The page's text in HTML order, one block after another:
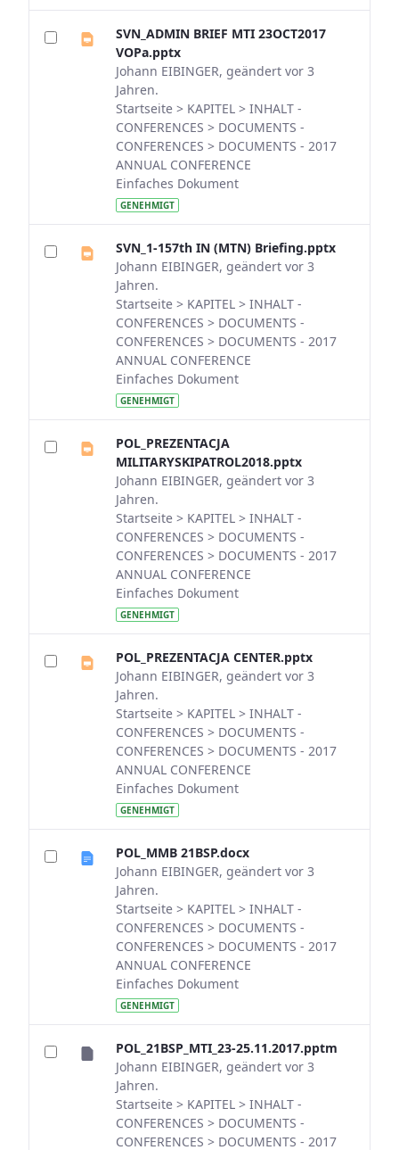
SVN_ADMIN BRIEF MTI 23OCT2017
VOPa.pptx
Johann EIBINGER, geändert vor 3
Jahren.
Startseite > KAPITEL > INHALT -
CONFERENCES > DOCUMENTS -
CONFERENCES > DOCUMENTS - 2017
ANNUAL CONFERENCE
Einfaches Dokument
GENEHMIGT
SVN_1-157th IN (MTN) Briefing.pptx
Johann EIBINGER, geändert vor 3
Jahren.
Startseite > KAPITEL > INHALT -
CONFERENCES > DOCUMENTS -
CONFERENCES > DOCUMENTS - 2017
ANNUAL CONFERENCE
Einfaches Dokument
GENEHMIGT
POL_PREZENTACJA
MILITARYSKIPATROL2018.pptx
Johann EIBINGER, geändert vor 3
Jahren.
Startseite > KAPITEL > INHALT -
CONFERENCES > DOCUMENTS -
CONFERENCES > DOCUMENTS - 2017
ANNUAL CONFERENCE
Einfaches Dokument
GENEHMIGT
POL_PREZENTACJA CENTER.pptx
Johann EIBINGER, geändert vor 3
Jahren.
Startseite > KAPITEL > INHALT -
CONFERENCES > DOCUMENTS -
CONFERENCES > DOCUMENTS - 2017
ANNUAL CONFERENCE
Einfaches Dokument
GENEHMIGT
POL_MMB 21BSP.docx
Johann EIBINGER, geändert vor 3
Jahren.
Startseite > KAPITEL > INHALT -
CONFERENCES > DOCUMENTS -
CONFERENCES > DOCUMENTS - 2017
ANNUAL CONFERENCE
Einfaches Dokument
GENEHMIGT
POL_21BSP_MTI_23-25.11.2017.pptm
Johann EIBINGER, geändert vor 3
Jahren.
Startseite > KAPITEL > INHALT -
CONFERENCES > DOCUMENTS -
CONFERENCES > DOCUMENTS - 2017